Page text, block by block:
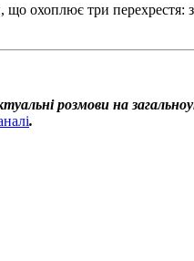
що охоплює три
розмови на
.